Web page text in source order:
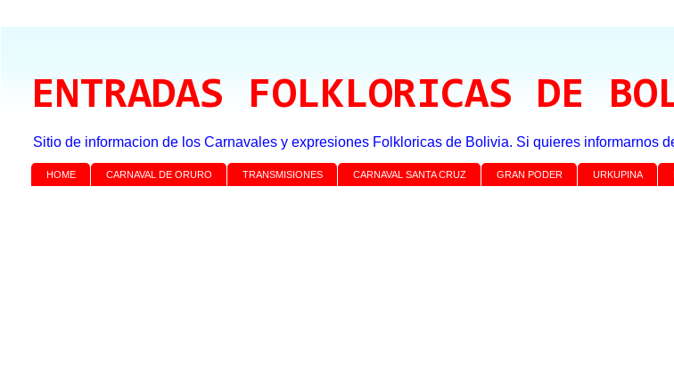
ENTRADAS FOLKLORICAS DE
Sitio de informacion de los Carnavales y expresiones Folkloricas de Bolivia. Si quieres informarnos
HOME CARNAVAL DE ORURO TRANSMISIONES CARNAVAL SANTA CRUZ GRAN PODER URKUPINA